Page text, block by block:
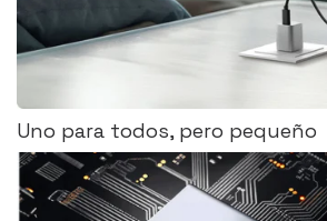
Uno para todos, pero pequeño